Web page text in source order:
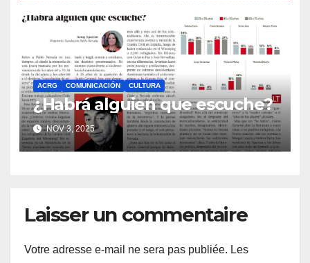
ACRG COMUNICACIÓN CULTURA
¿Habrá alguien que escuche?
NOV 3, 2025
Laisser un commentaire
Votre adresse e-mail ne sera pas publiée. Les